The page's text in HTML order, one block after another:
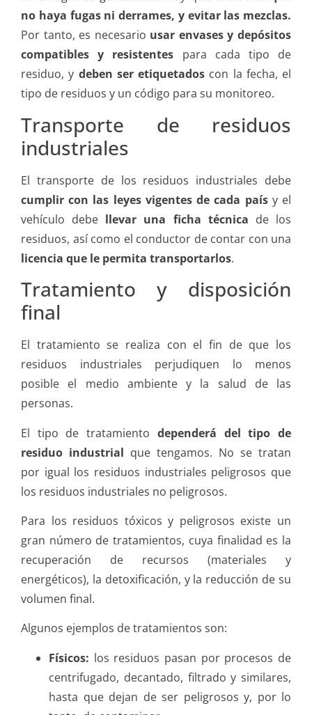
no haya fugas ni derrames, y evitar las mezclas.
Por tanto, es necesario usar envases y depósitos
compatibles y resistentes para cada tipo de
residuo, y deben ser etiquetados con la fecha, el
tipo de residuos y un código para su monitoreo.
Transporte de residuos
industriales
El transporte de los residuos industriales debe
cumplir con las leyes vigentes de cada paísy el
vehículo debe llevar una ficha técnica de los
residuos, así como el conductor de contar con una
licencia que le permita transportarlos.
Tratamiento y disposición
final
El tratamiento se realiza con el fin de que los
residuos industriales perjudiquen lo menos
posible el medio ambiente y la salud de las
personas.
El tipo de tratamiento dependerá del tipo de
residuo industrial que tengamos. No se tratan
por igual los residuos industriales peligrosos que
los residuos industriales no peligrosos.
Para los residuos tóxicos y peligrosos existe un
gran número de tratamientos, cuya finalidad es la
recuperación de recursos (materiales y
energéticos), la detoxificación, y la reducción de su
volumen final.
Algunos ejemplos de tratamientos son:
Físicos: los residuos pasan por procesos de
centrifugado, decantado, filtrado y similares,
hasta que dejan de ser peligrosos y, por lo